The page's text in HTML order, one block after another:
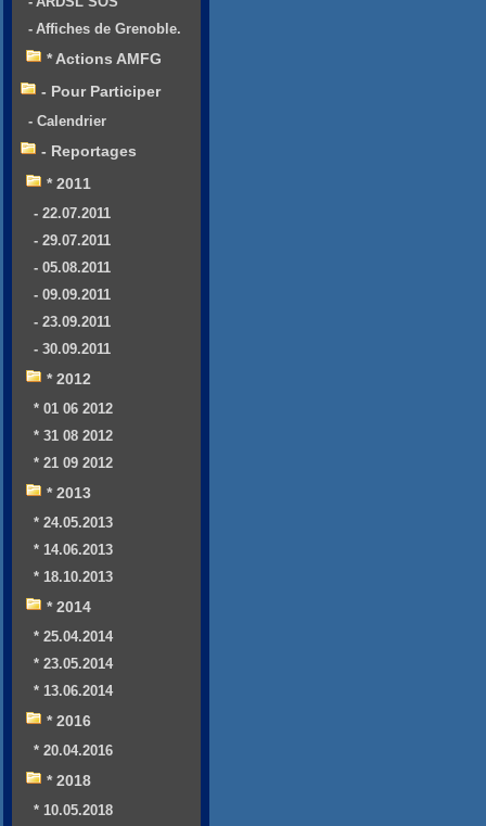
- Affiches de Grenoble.
* Actions AMFG
- Pour Participer
- Calendrier
- Reportages
* 2011
- 22.07.2011
- 29.07.2011
- 05.08.2011
- 09.09.2011
- 23.09.2011
- 30.09.2011
* 2012
* 01 06 2012
* 31 08 2012
* 21 09 2012
* 2013
* 24.05.2013
* 14.06.2013
* 18.10.2013
* 2014
* 25.04.2014
* 23.05.2014
* 13.06.2014
* 2016
* 20.04.2016
* 2018
* 10.05.2018